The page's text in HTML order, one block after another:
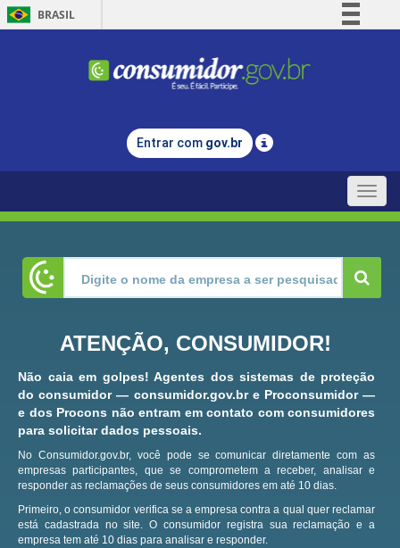
BRASIL
Comunica BR
Legislação
Entrar com gov.br
Toggle
ATENÇÃO, CONSUMIDOR!
Não caia em golpes! Agentes dos sistemas de proteção
do consumidor — consumidor.gov.br e Proconsumidor —
e dos Procons não entram em contato com consumidores
para solicitar dados pessoais.
No Consumidor.gov.br, você pode se comunicar diretamente com as
empresas participantes, que se comprometem a receber, analisar e
responder as reclamações de seus consumidores em até 10 dias.
Primeiro, o consumidor verifica se a empresa contra a qual quer reclamar
está cadastrada no site.O consumidor registra sua reclamação e a
empresa tem até 10 dias para analisar e responder.